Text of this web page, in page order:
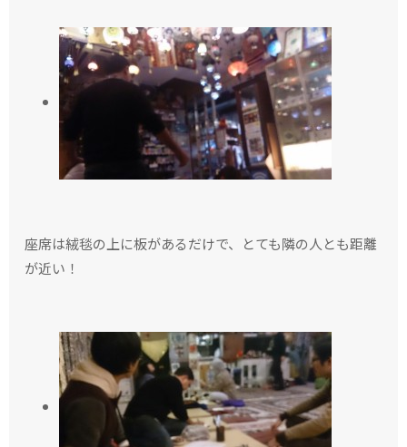
座席は絨毯の上に板があるだけで、とても隣の人とも距離
が近い！